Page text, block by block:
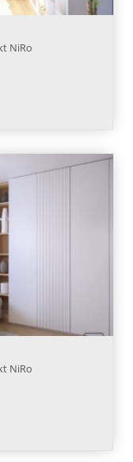
NiRo
NiRo